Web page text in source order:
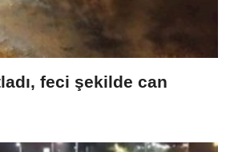
feci şekilde can